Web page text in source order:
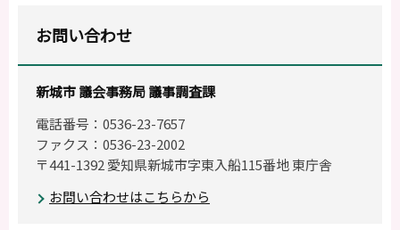
お問い合わせ
新城市 議会事務局 議事調査課
電話番号：0536-23-7657
ファクス：0536-23-2002
〒441-1392 愛知県新城市字東入船115番地 東庁舎
お問い合わせはこちらから